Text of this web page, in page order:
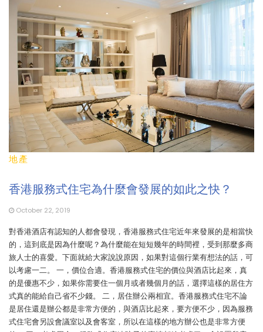
地產
香港服務式住宅為什麼會發展的如此之快？
October 22, 2019
對香港酒店有認知的人都會發現，香港服務式住宅近年來發展的是相當快
的，這到底是因為什麼呢？為什麼能在短短幾年的時間裡，受到那麼多商
旅人士的喜愛。下面就給大家說說原因，如果對這個行業有想法的話，可
以考慮一二。 一，價位合適。香港服務式住宅的價位與酒店比起來，真
的是優惠不少，如果你需要住一個月或者幾個月的話，選擇這樣的居住方
式真的能給自己省不少錢。 二，居住辦公兩相宜。香港服務式住宅不論
是居住還是辦公都是非常方便的，與酒店比起來，要方便不少，因為服務
式住宅會另設會議室以及會客室，所以在這樣的地方辦公也是非常方便